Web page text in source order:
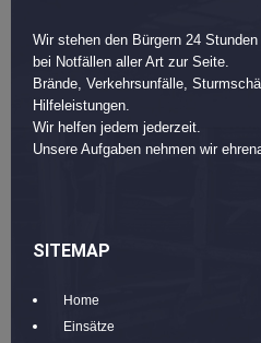
Wir stehen den Bürgern 24
bei Notfällen aller Art zur Seite.
Brände, Verkehrsunfälle,
Hilfeleistungen.
Wir helfen jedem jederzeit.
Unsere Aufgaben nehmen wir
SITEMAP
Home
Einsätze